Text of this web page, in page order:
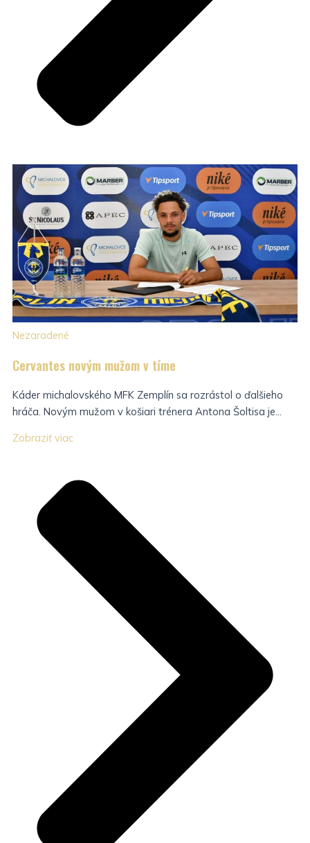
Nezaradené
Cervantes novým mužom v tíme
Káder michalovského MFK Zemplín sa rozrástol o ďalšieho
hráča. Novým mužom v košiari trénera Antona Šoltisa je...
Zobraziť viac